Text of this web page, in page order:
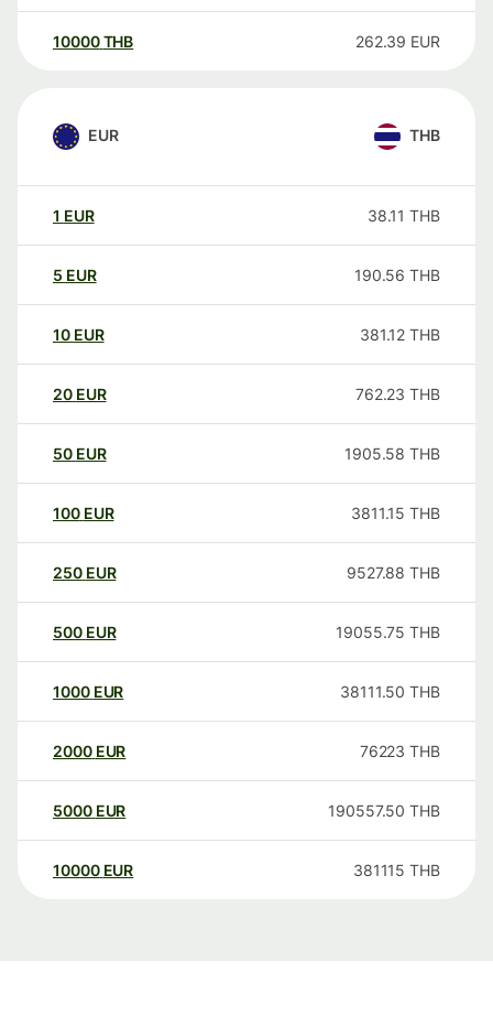
10000 THB 262.39 EUR
EUR THB
1 EUR 38.11 THB
5 EUR 190.56 THB
10 EUR 381.12 THB
20 EUR 762.23 THB
50 EUR 1905.58 THB
100 EUR 3811.15 THB
250 EUR 9527.88 THB
500 EUR 19055.75 THB
1000 EUR 38111.50 THB
2000 EUR 76223 THB
5000 EUR 190557.50 THB
10000 EUR 381115 THB